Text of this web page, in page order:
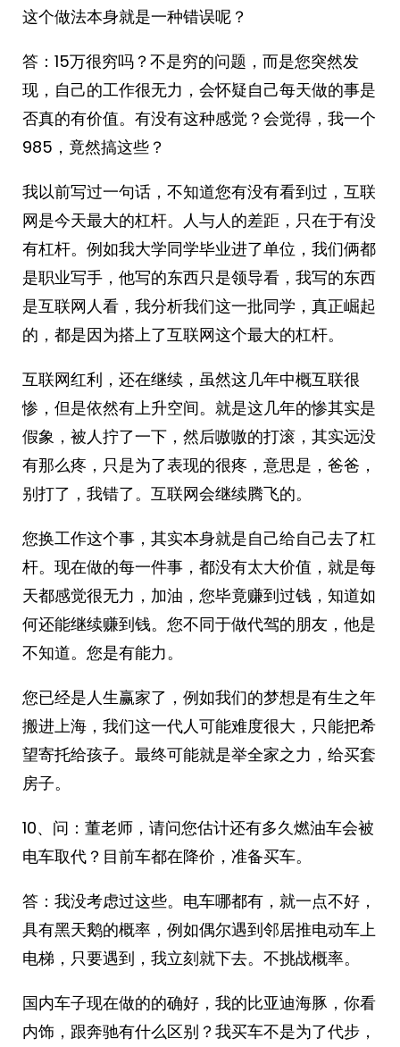
这个做法本身就是一种错误呢？
答：15万很穷吗？不是穷的问题，而是您突然发
现，自己的工作很无力，会怀疑自己每天做的事是
否真的有价值。有没有这种感觉？会觉得，我一个
985，竟然搞这些？
我以前写过一句话，不知道您有没有看到过，互联
网是今天最大的杠杆。人与人的差距，只在于有没
有杠杆。例如我大学同学毕业进了单位，我们俩都
是职业写手，他写的东西只是领导看，我写的东西
是互联网人看，我分析我们这一批同学，真正崛起
的，都是因为搭上了互联网这个最大的杠杆。
互联网红利，还在继续，虽然这几年中概互联很
惨，但是依然有上升空间。就是这几年的惨其实是
假象，被人拧了一下，然后嗷嗷的打滚，其实远没
有那么疼，只是为了表现的很疼，意思是，爸爸，
别打了，我错了。互联网会继续腾飞的。
您换工作这个事，其实本身就是自己给自己去了杠
杆。现在做的每一件事，都没有太大价值，就是每
天都感觉很无力，加油，您毕竟赚到过钱，知道如
何还能继续赚到钱。您不同于做代驾的朋友，他是
不知道。您是有能力。
您已经是人生赢家了，例如我们的梦想是有生之年
搬进上海，我们这一代人可能难度很大，只能把希
望寄托给孩子。最终可能就是举全家之力，给买套
房子。
10、问：董老师，请问您估计还有多久燃油车会被
电车取代？目前车都在降价，准备买车。
答：我没考虑过这些。电车哪都有，就一点不好，
具有黑天鹅的概率，例如偶尔遇到邻居推电动车上
电梯，只要遇到，我立刻就下去。不挑战概率。
国内车子现在做的的确好，我的比亚迪海豚，你看
内饰，跟奔驰有什么区别？我买车不是为了代步，